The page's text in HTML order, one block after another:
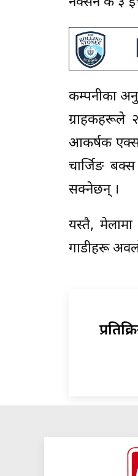
कम्पनीका
ग्राहकहरूले
आकर्षक
चार्जिङ
सक्नेछन् ।
यस्तै, मेलामा
गाडीहरू